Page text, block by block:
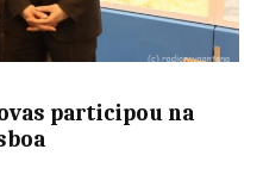
participou na